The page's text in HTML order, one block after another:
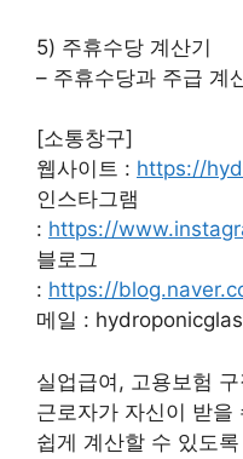
5) 주휴수당 계산기
– 주휴수당과 주급 계
[소통창구]
웹사이트 : https://
인스타그램
: https://
블로그
: https://
메일 :
실업급여, 고용보험
근로자가 자신이 받을
쉽게 계산할 수 있도